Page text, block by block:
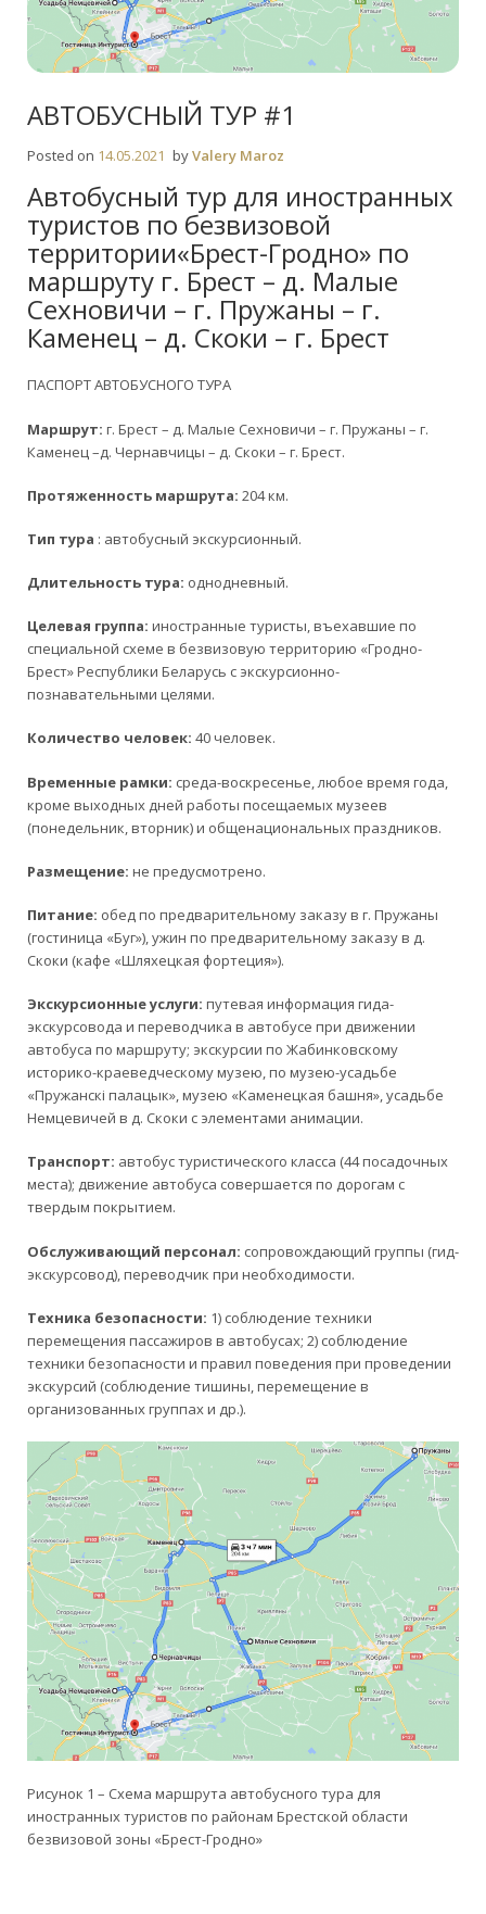
АВТОБУСНЫЙ ТУР #1
Posted on 14.05.2021 byValery Maroz
Автобусный тур для иностранных
туристов по безвизовой
территории«Брест-Гродно» по
маршруту г. Брест – д. Малые
Сехновичи – г. Пружаны – г.
Каменец – д. Скоки – г. Брест
ПАСПОРТ АВТОБУСНОГО ТУРА
Маршрут: г. Брест – д. Малые Сехновичи – г. Пружаны – г.
Каменец –д. Чернавчицы – д. Скоки – г. Брест.
Протяженность маршрута: 204 км.
Тип тура : автобусный экскурсионный.
Длительность тура: однодневный.
Целевая группа: иностранные туристы, въехавшие по
специальной схеме в безвизовую территорию «Гродно-
Брест» Республики Беларусь с экскурсионно-
познавательными целями.
Количество человек: 40 человек.
Временные рамки: среда-воскресенье, любое время года,
кроме выходных дней работы посещаемых музеев
(понедельник, вторник) и общенациональных праздников.
Размещение: не предусмотрено.
Питание: обед по предварительному заказу в г. Пружаны
(гостиница «Буг»), ужин по предварительному заказу в д.
Скоки (кафе «Шляхецкая фортеция»).
Экскурсионные услуги: путевая информация гида-
экскурсовода и переводчика в автобусе при движении
автобуса по маршруту; экскурсии по Жабинковскому
историко-краеведческому музею, по музею-усадьбе
«Пружанскi палацык», музею «Каменецкая башня», усадьбе
Немцевичей в д. Скоки с элементами анимации.
Транспорт: автобус туристического класса (44 посадочных
места); движение автобуса совершается по дорогам с
твердым покрытием.
Обслуживающий персонал: сопровождающий группы (гид-
экскурсовод), переводчик при необходимости.
Техника безопасности: 1) соблюдение техники
перемещения пассажиров в автобусах; 2) соблюдение
техники безопасности и правил поведения при проведении
экскурсий (соблюдение тишины, перемещение в
организованных группах и др.).
Рисунок 1 – Схема маршрута автобусного тура для
иностранных туристов по районам Брестской области
безвизовой зоны «Брест-Гродно»